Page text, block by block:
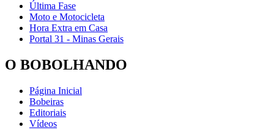
Última Fase
Moto e Motocicleta
Hora Extra em Casa
Portal 31 - Minas Gerais
O BOBOLHANDO
Página Inicial
Bobeiras
Editoriais
Vídeos